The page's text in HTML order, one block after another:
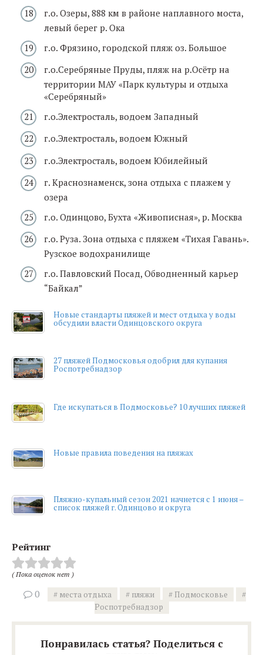
г.о. Озеры, 888 км в районе наплавного моста,
левый берег р. Ока
г.о. Фрязино, городской пляж оз. Большое
г.о.Серебряные Пруды, пляж на р.Осётр на
территории МАУ «Парк культуры и отдыха
«Серебряный»
г.о.Электросталь, водоем Западный
г.о.Электросталь, водоем Южный
г.о.Электросталь, водоем Юбилейный
г. Краснознаменск, зона отдыха с плажем у
озера
г.о. Одинцово, Бухта «Живописная», р. Москва
г.о. Руза. Зона отдыха с пляжем «Тихая Гавань».
Рузское водохранилище
г.о. Павловский Посад, Обводненный карьер
“Байкал”
Новые стандарты пляжей и мест отдыха у воды
обсудили власти Одинцовского округа
27 пляжей Подмосковья одобрил для купания
Роспотребнадзор
Где искупаться в Подмосковье? 10 лучших пляжей
Новые правила поведения на пляжах
Пляжно-купальный сезон 2021 начнется с 1 июня –
список пляжей г. Одинцово и округа
Рейтинг
( Пока оценок нет )
0 места отдыха пляжи
Подмосковье
Роспотребнадзор
Понравилась статья? Поделиться с